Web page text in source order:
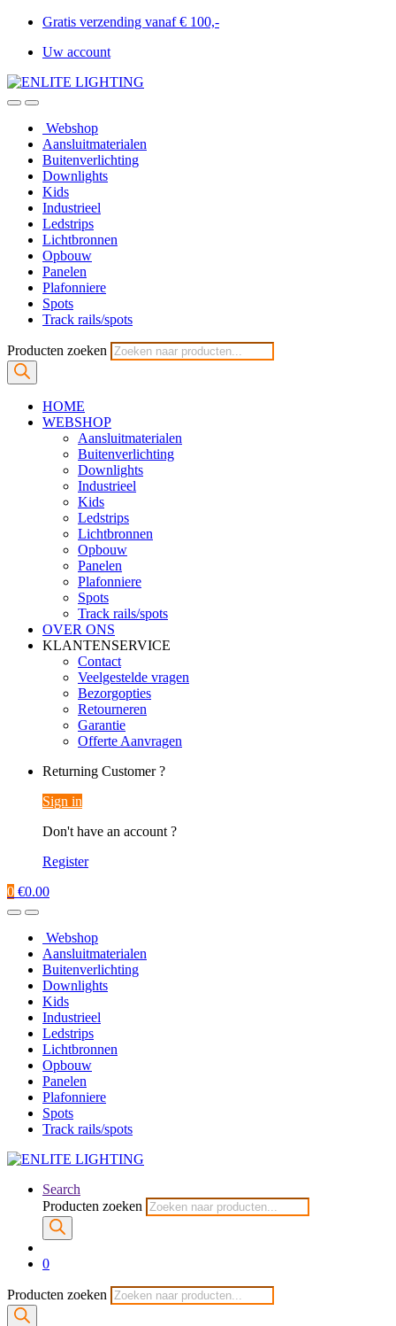
Gratis verzending vanaf € 100,-
Uw account
Webshop
Aansluitmaterialen
Buitenverlichting
Downlights
Kids
Industrieel
Ledstrips
Lichtbronnen
Opbouw
Panelen
Plafonniere
Spots
Track rails/spots
Producten zoeken
HOME
WEBSHOP
Aansluitmaterialen
Buitenverlichting
Downlights
Industrieel
Kids
Ledstrips
Lichtbronnen
Opbouw
Panelen
Plafonniere
Spots
Track rails/spots
OVER ONS
KLANTENSERVICE
Contact
Veelgestelde vragen
Bezorgopties
Retourneren
Garantie
Offerte Aanvragen
Returning Customer ?
Sign in
Don't have an account ?
Register
0 €0.00
Webshop
Aansluitmaterialen
Buitenverlichting
Downlights
Kids
Industrieel
Ledstrips
Lichtbronnen
Opbouw
Panelen
Plafonniere
Spots
Track rails/spots
Search
Producten zoeken
0
Producten zoeken